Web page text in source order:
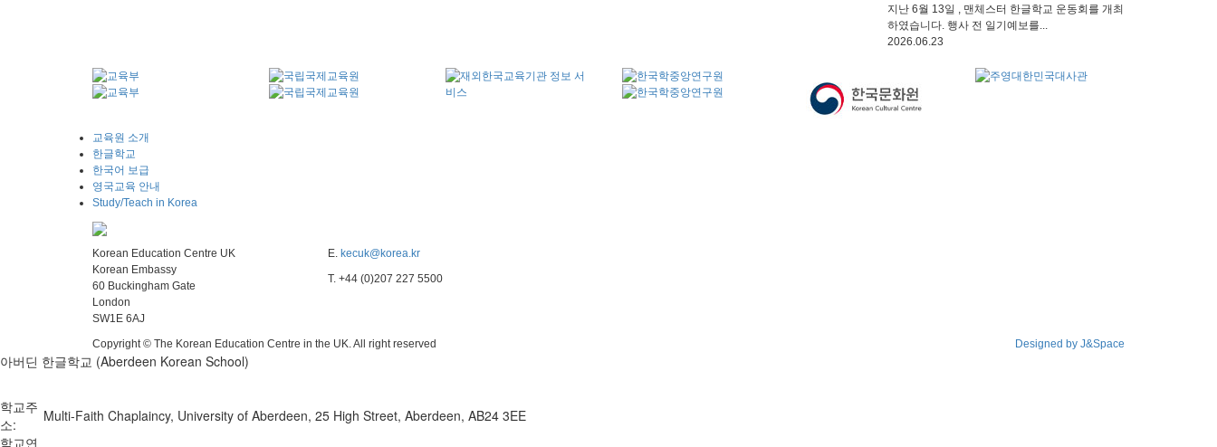
지난 6월 13일 , 맨체스터 한글학교 운동회를 개최
하였습니다. 행사 전 일기예보를...
2026.06.23
교육원 소개
한글학교
한국어 보급
영국교육 안내
Study/Teach in Korea
Korean Education Centre UK
Korean Embassy
60 Buckingham Gate
London
SW1E 6AJ
E. kecuk@korea.kr
T. +44 (0)207 227 5500
Copyright © The Korean Education Centre in the UK. All right reserved Designed by J&Space
아버딘 한글학교 (Aberdeen Korean School)
학교주
소:
Multi-Faith Chaplaincy, University of Aberdeen, 25 High Street, Aberdeen, AB24 3EE
학교연